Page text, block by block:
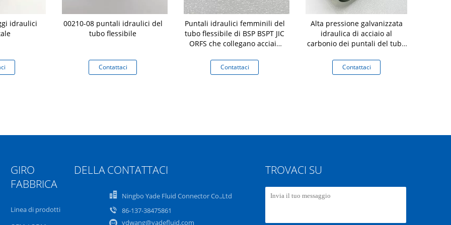
idraulici
00210-08 puntali idraulici del
tubo flessibile
Contattaci
Puntali idraulici femminili del
tubo flessibile di BSP BSPT JIC
ORFS che collegano acciaio
Contattaci
Alta pressione galvanizzata
idraulica di acciaio al
carbonio dei puntali del tubo
sicurezza
Contattaci
GIRO DELLA
FABBRICA
Linea di prodotti
CONTATTACI
Ningbo Yade Fluid Connector Co.,Ltd
86-137-38475861
ydwang@yadefluid.com
TROVACI SU